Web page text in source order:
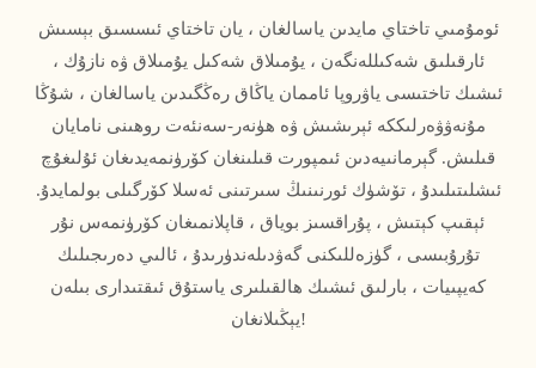
ئومۇمىي تاختاي مايدىن ياسالغان ، يان تاختاي ئىسسىق بېسىش
ئارقىلىق شەكىللەنگەن ، يۇمىلاق شەكىل يۇمىلاق ۋە نازۇك ،
ئىشىك تاختىسى ياۋروپا ئاممان ياڭاق رەڭگىدىن ياسالغان ، شۇڭا
مۇنەۋۋەرلىككە ئېرىشىش ۋە ھۈنەر-سەنئەت روھىنى نامايان
قىلىش. گېرمانىيەدىن ئىمپورت قىلىنغان كۆرۈنمەيدىغان ئۇلىغۇچ
ئىشلىتىلىدۇ ، تۆشۈك ئورنىنىڭ سىرتىنى ئەسلا كۆرگىلى بولمايدۇ.
ئېقىپ كېتىش ، پۇراقسىز بوياق ، قاپلانمىغان كۆرۈنمەس نۇر
تۇرۇبىسى ، گۈزەللىكنى گەۋدىلەندۈرىدۇ ، ئالىي دەرىجىلىك
كەيپىيات ، بارلىق ئىشىك ھالقىلىرى ياستۇق ئىقتىدارى بىلەن
يېڭىلانغان!